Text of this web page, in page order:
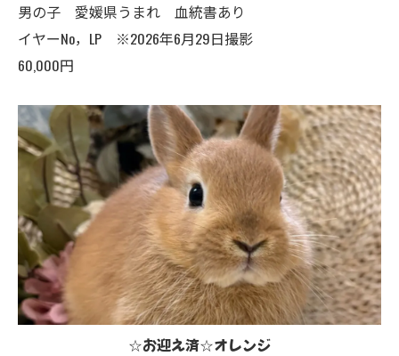
男の子 愛媛県うまれ 血統書あり
イヤーNo，LP ※2026年6月29日撮影
60,000円
☆お迎え済☆オレンジ